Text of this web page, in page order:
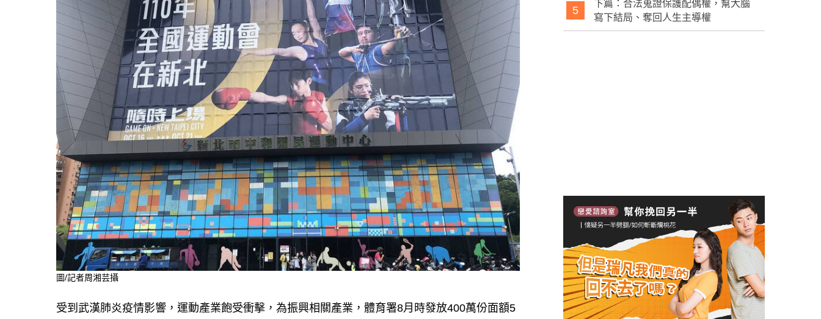
圖/記者周湘芸攝
受到武漢肺炎疫情影響，運動產業飽受衝擊，為振興相關產業，體育署8月時發放400萬份面額5
5
下篇：合法蒐證保護配偶權，幫大腦
寫下結局、奪回人生主導權